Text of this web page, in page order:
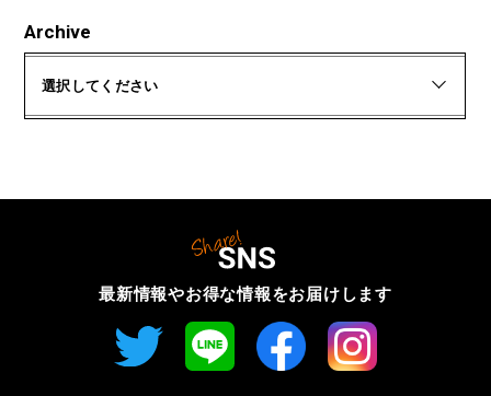
Archive
選択してください
最新情報やお得な情報をお届けします